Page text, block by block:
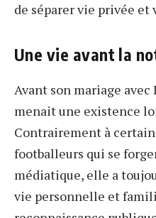
de séparer vie privée et
Une vie avant la
Avant son mariage
menait une existence
Contrairement à
footballeurs qui se
médiatique, elle a
vie personnelle et